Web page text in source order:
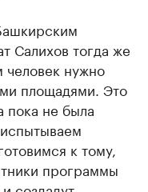
Салихов тогда же
человек нужно
площадями. Это
пока не была
к тому,
программы